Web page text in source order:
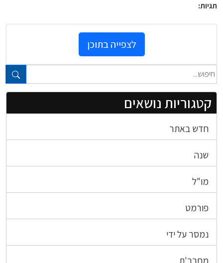
טקסט חופשי...
קטגוריות נושאים
חדש באתר
שנה
מו"ל
פורמט
נמסר על ידי
תגיות:
לצפייה בתוכן